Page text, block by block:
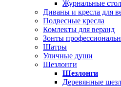
Журнальные
Диваны и кресла для
Подвесные кресла
Комлекты для веранд
Зонты
Шатры
Уличные души
Шезлонги
Шезлонги
Деревянные